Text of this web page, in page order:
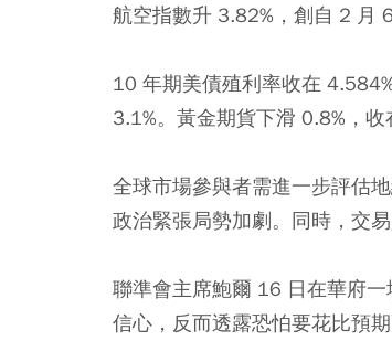
航空指數升 3.82%，創自 2 月
10 年期美債殖利率收在
3.1%。黃金期貨下滑 0.8%，
全球市場參與者需進一步評估
政治緊張局勢加劇。同時，交
聯準會主席鮑爾 16 日在華府
信心，反而透露恐怕要花比預